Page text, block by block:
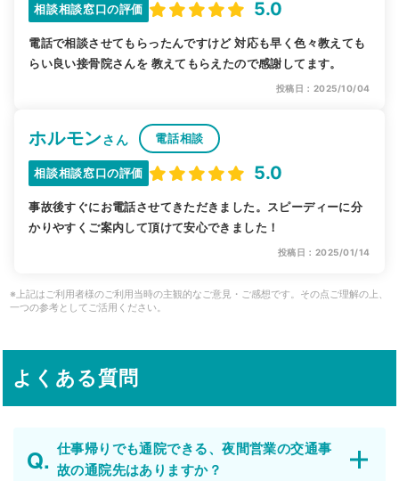
相談相談窓口の評価 5.0
電話で相談させてもらったんですけど 対応も早く色々教えても
らい良い接骨院さんを 教えてもらえたので感謝してます。
投稿日：2025/10/04
ホルモンさん 電話相談
相談相談窓口の評価 5.0
事故後すぐにお電話させてきただきました。スピーディーに分
かりやすくご案内して頂けて安心できました！
投稿日：2025/01/14
※上記はご利用者様のご利用当時の主観的なご意見・ご感想です。その点ご理解の上、
一つの参考としてご活用ください。
よくある質問
仕事帰りでも通院できる、夜間営業の交通事
故の通院先はありますか？